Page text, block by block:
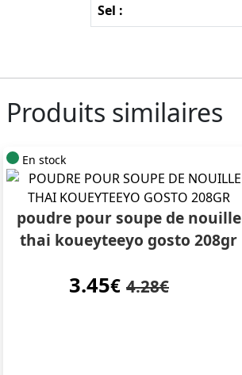
Sel :
Produits similaires
En stock
poudre pour soupe de nouille
thai koueyteeyo gosto 208gr
3.45€ 4.28€